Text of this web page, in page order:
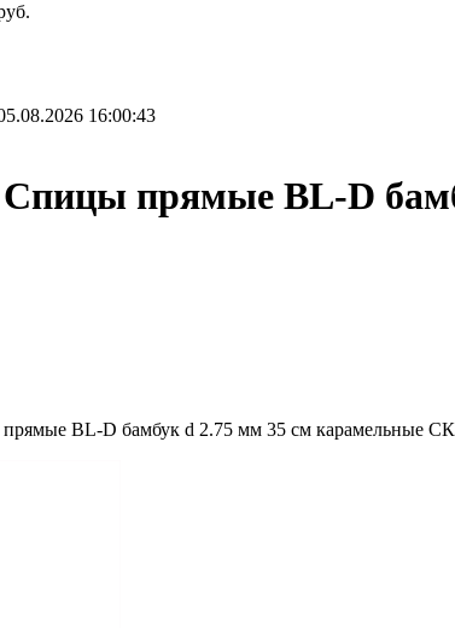
16:00:43
прямые BL-D
BL-D бамбук d 2.75 мм 35 см карамельные